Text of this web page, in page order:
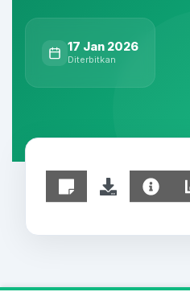
17 Jan 2026
Diterbitkan